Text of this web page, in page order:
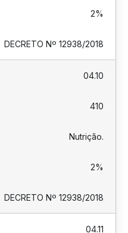
2%
DECRETO Nº 12938/2018
04.10
410
Nutrição.
2%
DECRETO Nº 12938/2018
04.11